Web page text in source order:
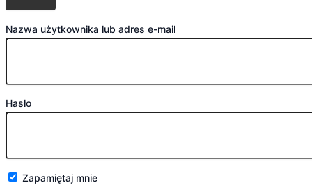
Nazwa użytkownika lub adres e-mail
Hasło
Zapamiętaj mnie